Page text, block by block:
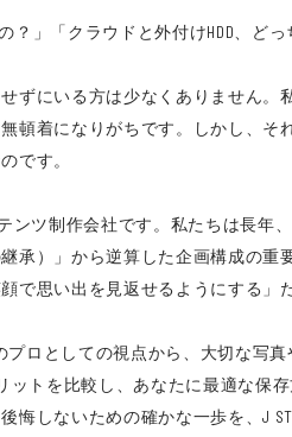
」「クラウドと外付けHDD、どっ
ずにいる方は少なくありません
頓着になりがちです。しかし、
です。
ンツ制作会社です。私たちは長
承）」から逆算した企画構成の
思い出を見返せるようにする」
プロとしての視点から、大切な
ットを比較し、あなたに最適な
しないための確かな一歩を、J